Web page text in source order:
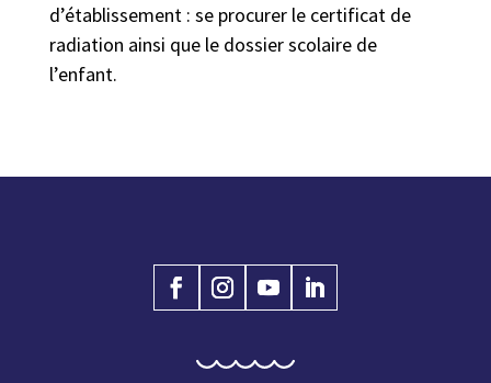
d’établissement : se procurer le certificat de
radiation ainsi que le dossier scolaire de
l’enfant.